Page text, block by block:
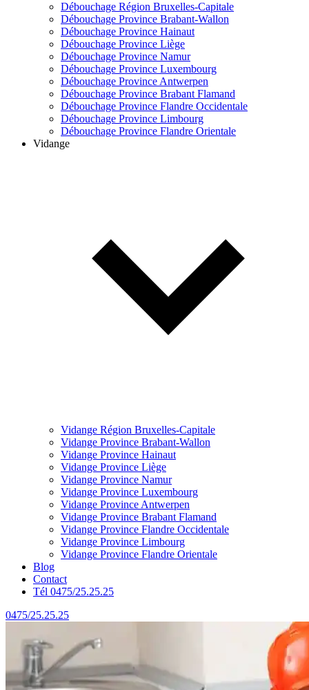
Débouchage Région Bruxelles-Capitale
Débouchage Province Brabant-Wallon
Débouchage Province Hainaut
Débouchage Province Liège
Débouchage Province Namur
Débouchage Province Luxembourg
Débouchage Province Antwerpen
Débouchage Province Brabant Flamand
Débouchage Province Flandre Occidentale
Débouchage Province Limbourg
Débouchage Province Flandre Orientale
Vidange
Vidange Région Bruxelles-Capitale
Vidange Province Brabant-Wallon
Vidange Province Hainaut
Vidange Province Liège
Vidange Province Namur
Vidange Province Luxembourg
Vidange Province Antwerpen
Vidange Province Brabant Flamand
Vidange Province Flandre Occidentale
Vidange Province Limbourg
Vidange Province Flandre Orientale
Blog
Contact
Tél 0475/25.25.25
0475/25.25.25